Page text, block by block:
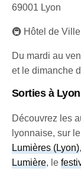
69001 Lyon
🚇 Hôtel de
Du mardi au
et le dimanche
Sorties à
Découvrez les
lyonnaise, sur
Lumières (Lyon)
Lumière, le